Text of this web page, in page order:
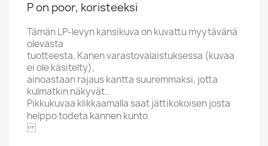
P on poor, koristeeksi
Tämän LP-levyn kansikuva on kuvattu myytävänä
olevasta
tuotteesta, Kanen varastovalaistuksessa (kuvaa
ei ole käsitelty),
ainoastaan rajaus kantta suuremmaksi, jotta
kulmatkin näkyvät..
Pikkukuvaa klikkaamalla saat jättikokoisen josta
helppo todeta kannen kunto.